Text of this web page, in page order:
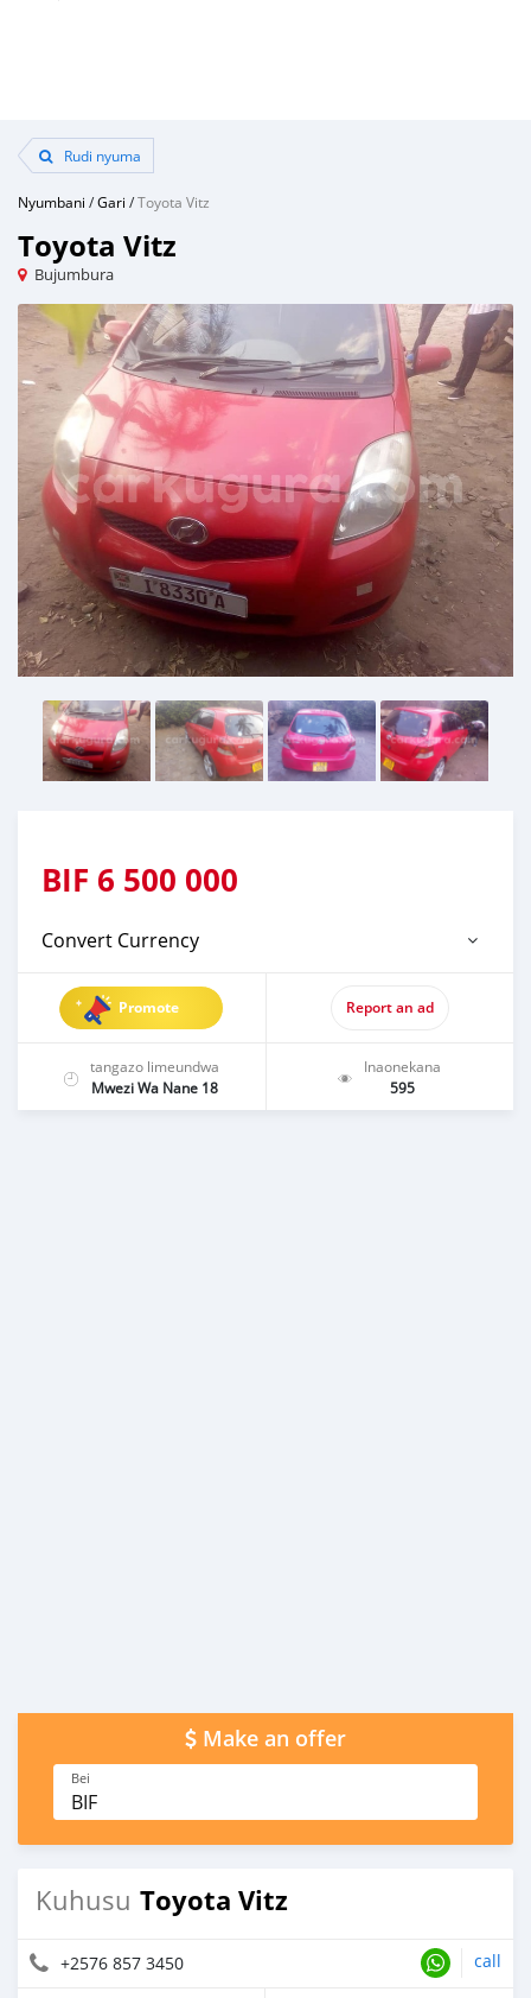
Rudi nyuma
Nyumbani /Gari /Toyota Vitz
Toyota Vitz
Bujumbura
BIF 6 500 000
Convert Currency
Promote Report an ad
tangazo limeundwa
Mwezi Wa Nane 18
Inaonekana
595
Make an offer
Bei
BIF
Kuhusu Toyota Vitz
+2576 857 3450 call